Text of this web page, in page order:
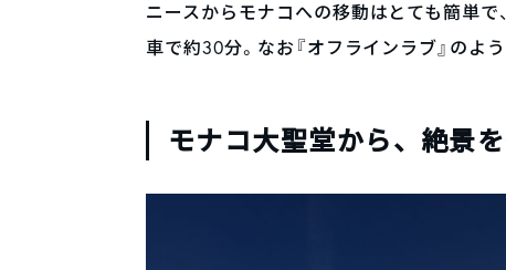
ニースからモナコへの移動はとても簡単で
車で約30分。なお『オフラインラブ』のよ
モナコ大聖堂から、絶景